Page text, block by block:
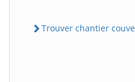
Trouver chantier